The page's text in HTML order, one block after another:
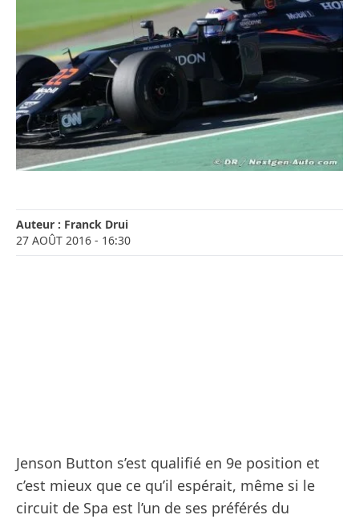
Auteur : Franck Drui
27 AOÛT 2016 - 16:30
Jenson Button s’est qualifié en 9e position et
c’est mieux que ce qu’il espérait, même si le
circuit de Spa est l’un de ses préférés du